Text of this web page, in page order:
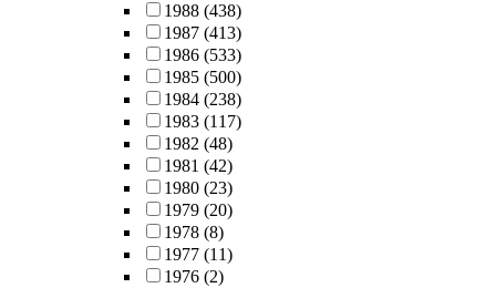
1988 (438)
1987 (413)
1986 (533)
1985 (500)
1984 (238)
1983 (117)
1982 (48)
1981 (42)
1980 (23)
1979 (20)
1978 (8)
1977 (11)
1976 (2)